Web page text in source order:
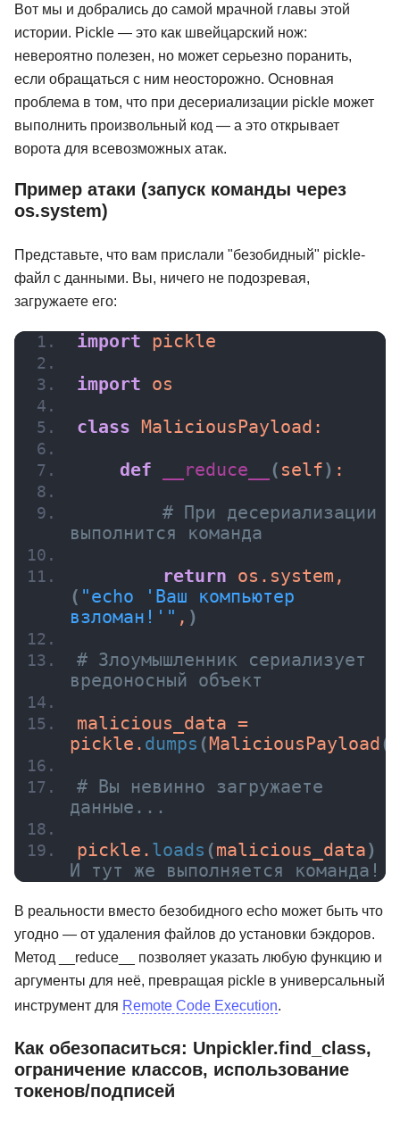
Вот мы и добрались до самой мрачной главы этой
истории. Pickle — это как швейцарский нож:
невероятно полезен, но может серьезно поранить,
если обращаться с ним неосторожно. Основная
проблема в том, что при десериализации pickle может
выполнить произвольный код — а это открывает
ворота для всевозможных атак.
Пример атаки (запуск команды через
os.system)
Представьте, что вам прислали "безобидный" pickle-
файл с данными. Вы, ничего не подозревая,
загружаете его:
import pickle
import os
class MaliciousPayload:
def __reduce__ ( self) :
# При десериализации
выполнится команда
return
( "echo 'Ваш компьютер
взломан!'" , )
# Злоумышленник сериализует
вредоносный объект
malicious_data =
pickle. dumps ( MaliciousPayload
# Вы невинно загружаете
данные...
pickle. loads (malicious_data)
И тут же выполняется команда!
В реальности вместо безобидного echo может быть что
угодно — от удаления файлов до установки бэкдоров.
Метод __reduce__ позволяет указать любую функцию и
аргументы для неё, превращая pickle в универсальный
инструмент для Remote Code Execution.
Как обезопаситься: Unpickler.find_class,
ограничение классов, использование
токенов/подписей